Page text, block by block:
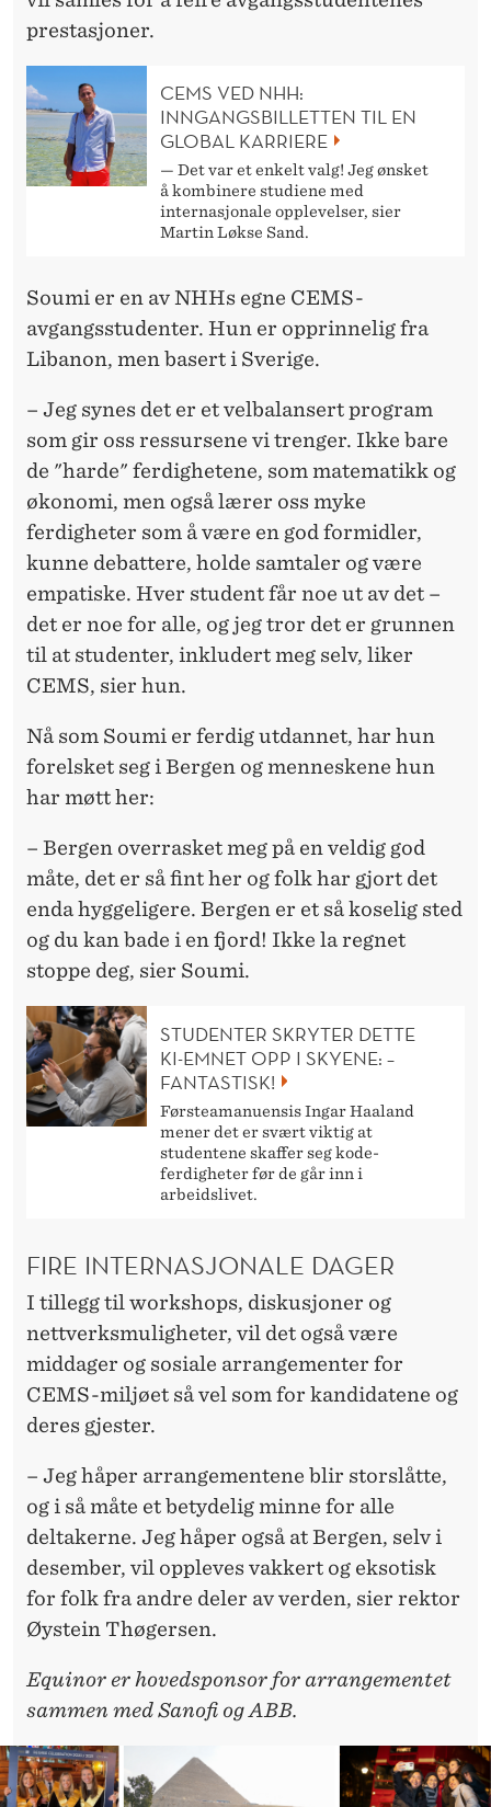
prestasjoner.
CEMS VED NHH:
INNGANGSBILLETTEN TIL EN
GLOBAL KARRIERE
— Det var et enkelt valg! Jeg ønsket
å kombinere studiene med
internasjonale opplevelser, sier
Martin Løkse Sand.
Soumi er en av NHHs egne CEMS-
avgangsstudenter. Hun er opprinnelig fra
Libanon, men basert i Sverige.
– Jeg synes det er et velbalansert program
som gir oss ressursene vi trenger. Ikke bare
de "harde" ferdighetene, som matematikk og
økonomi, men også lærer oss myke
ferdigheter som å være en god formidler,
kunne debattere, holde samtaler og være
empatiske. Hver student får noe ut av det –
det er noe for alle, og jeg tror det er grunnen
til at studenter, inkludert meg selv, liker
CEMS, sier hun.
Nå som Soumi er ferdig utdannet, har hun
forelsket seg i Bergen og menneskene hun
har møtt her:
– Bergen overrasket meg på en veldig god
måte, det er så fint her og folk har gjort det
enda hyggeligere. Bergen er et så koselig sted
og du kan bade i en fjord! Ikke la regnet
stoppe deg, sier Soumi.
STUDENTER SKRYTER DETTE
KI-EMNET OPP I SKYENE: –
FANTASTISK!
Førsteamanuensis Ingar Haaland
mener det er svært viktig at
studentene skaffer seg kode-
ferdigheter før de går inn i
arbeidslivet.
FIRE INTERNASJONALE DAGER
I tillegg til workshops, diskusjoner og
nettverksmuligheter, vil det også være
middager og sosiale arrangementer for
CEMS-miljøet så vel som for kandidatene og
deres gjester.
– Jeg håper arrangementene blir storslåtte,
og i så måte et betydelig minne for alle
deltakerne. Jeg håper også at Bergen, selv i
desember, vil oppleves vakkert og eksotisk
for folk fra andre deler av verden, sier rektor
Øystein Thøgersen.
Equinor er hovedsponsor for arrangementet
sammen med Sanofi og ABB.